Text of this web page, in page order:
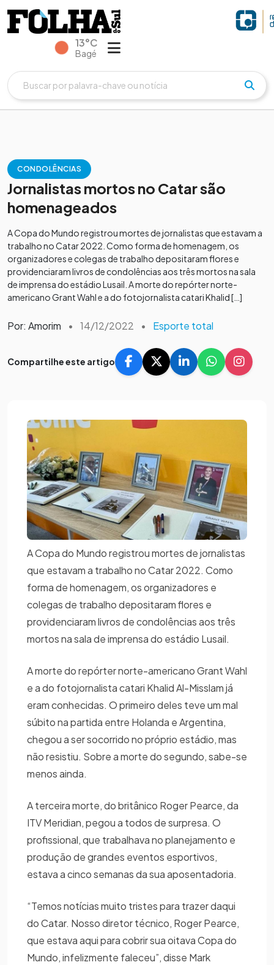
13°C
Bagé
CONDOLÊNCIAS
Jornalistas mortos no Catar são
homenageados
A Copa do Mundo registrou mortes de jornalistas que estavam a
trabalho no Catar 2022. Como forma de homenagem, os
organizadores e colegas de trabalho depositaram flores e
providenciaram livros de condolências aos três mortos na sala
de imprensa do estádio Lusail. A morte do repórter norte-
americano Grant Wahl e a do fotojornalista catari Khalid […]
Por: Amorim • 14/12/2022 • Esporte total
Compartilhe este artigo
A Copa do Mundo registrou mortes de jornalistas
que estavam a trabalho no Catar 2022. Como
forma de homenagem, os organizadores e
colegas de trabalho depositaram flores e
providenciaram livros de condolências aos três
mortos na sala de imprensa do estádio Lusail.
A morte do repórter norte-americano Grant Wahl
e a do fotojornalista catari Khalid Al-Misslam já
eram conhecidas. O primeiro deles teve um mal
súbito na partida entre Holanda e Argentina,
chegou a ser socorrido no próprio estádio, mas
não resistiu. Sobre a morte do segundo, sabe-se
menos ainda.
A terceira morte, do britânico Roger Pearce, da
ITV Meridian, pegou a todos de surpresa. O
profissional, que trabalhava no planejamento e
produção de grandes eventos esportivos,
estava a cinco semanas da sua aposentadoria.
“Temos notícias muito tristes para trazer daqui
do Catar. Nosso diretor técnico, Roger Pearce,
que estava aqui para cobrir sua oitava Copa do
Mundo, infelizmente faleceu”, disse Mark